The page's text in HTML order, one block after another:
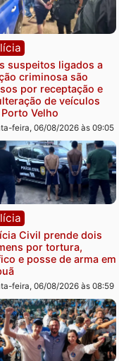
Política
Ministro Dias Tofolli , do
TSE, determina
e processamento da
que pode levar à perda
mandato da prefeita de
Pimenta Bueno
quinta-feira, 06/08/2026 às
Polícia
Jovem é encontrado
na Rua dos Cravos e
é investigado pela
em RO
quinta-feira, 06/08/2026 às